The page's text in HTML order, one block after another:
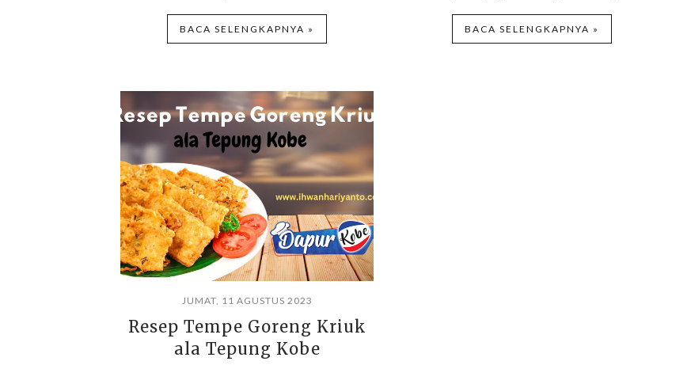
BACA SELENGKAPNYA » BACA SELENGKAPNYA »
JUMAT, 11 AGUSTUS 2023
Resep Tempe Goreng Kriuk
ala Tepung Kobe